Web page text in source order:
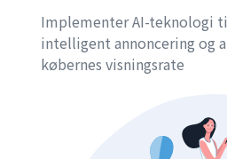
Implementer AI-teknologi
intelligent annoncering og
købernes visningsrate